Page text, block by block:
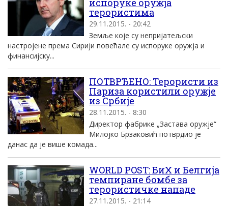
испоруке оружја
терористима
29.11.2015. - 20:42
Земље које су непријатељски
настројене према Сирији повећале су испоруке оружја и
финансијску...
ПОТВРЂЕНО: Терористи из
Париза користили оружје
из Србије
28.11.2015. - 8:30
Директор фабрике „Застава оружје“
Милојко Брзаковић потврдио је
данас да је више комада...
WORLD POST: БиХ и Белгија
темпиране бомбе за
терористичке нападе
27.11.2015. - 21:14